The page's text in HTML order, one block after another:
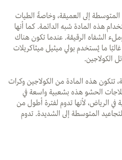
المتوسطة إلى العميقة، وخاصةً الطيات
هذه المادة شبه الدائمة. كما أنها
الشفاه الرقيقة. عندما تكون هناك
ما يُستخدم بولي ميثيل ميثاكريلات
الكولاجين.
تتكون هذه المادة من الكولاجين وكرات
الحشو هذه بشعبية واسعة في
الرياض، لأنها تدوم لفترة أطول من
المتوسطة إلى الشديدة. تدوم